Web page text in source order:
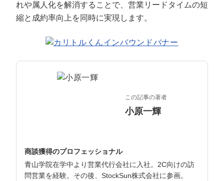
常勤監査役
れや属人化を解消することで、営業リードタイムの短
縮と成約率向上を同時に実現します。
この記事の著者
小原一輝
商談獲得のプロフェッショナル
青山学院在学中より営業代行会社に入社。2C向けの訪
問営業を経験。その後、StockSun株式会社に参画。